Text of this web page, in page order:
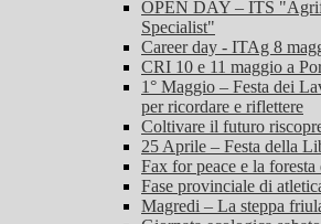
OPEN DAY – ITS
Specialist"
Career day - ITAg 8
CRI 10 e 11 maggio a
1° Maggio – Festa dei
per ricordare e riflettere
Coltivare il futuro
25 Aprile – Festa della
Fax for peace e la
Fase provinciale di
Magredi – La steppa